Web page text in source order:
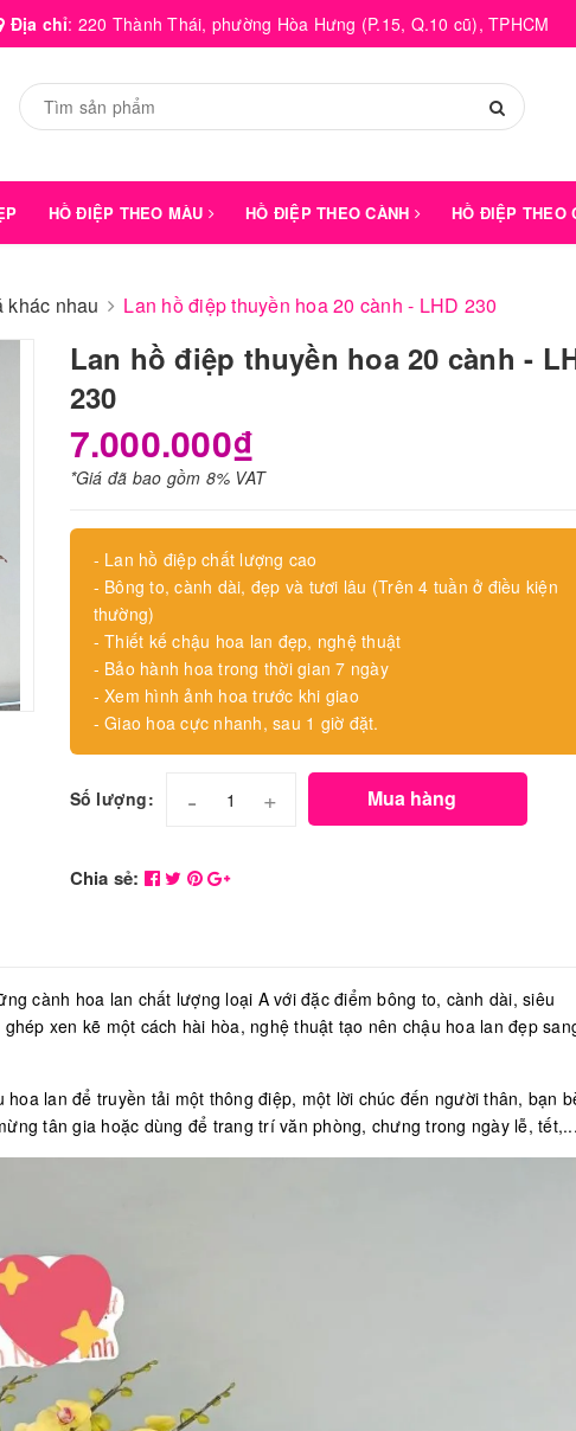
Địa chỉ: 220 Thành Thái, phường Hòa Hưng (P.15, Q.10 cũ), TPHCM
HỒ ĐIỆP THEO MÀU HỒ ĐIỆP THEO CÀNH HỒ ĐIỆP THEO
khác nhau Lan hồ điệp thuyền hoa 20 cành - LHD 230
Lan hồ điệp thuyền hoa 20 cành -
230
7.000.000₫
*Giá đã bao gồm 8% VAT
- Lan hồ điệp chất lượng cao
- Bông to, cành dài, đẹp và tươi lâu (Trên 4 tuần ở điều kiện
thường)
- Thiết kế chậu hoa lan đẹp, nghệ thuật
- Bảo hành hoa trong thời gian 7 ngày
- Xem hình ảnh hoa trước khi giao
- Giao hoa cực nhanh, sau 1 giờ đặt.
Số lượng: - + Mua hàng
Chia sẻ:
cành hoa lan chất lượng loại A với đặc điểm bông to, cành dài, siêu
xen kẽ một cách hài hòa, nghệ thuật tạo nên chậu hoa lan đẹp
lan để truyền tải một thông điệp, một lời chúc đến người thân, bạn
tân gia hoặc dùng để trang trí văn phòng, chưng trong ngày lễ, tết,...